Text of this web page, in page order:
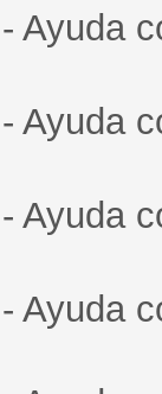
Ayuda
Ayuda
Ayuda
Ayuda